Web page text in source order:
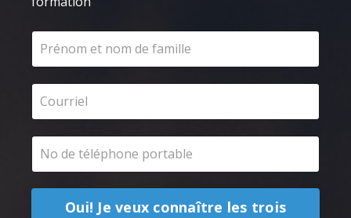
Oui! Je veux connaître les trois